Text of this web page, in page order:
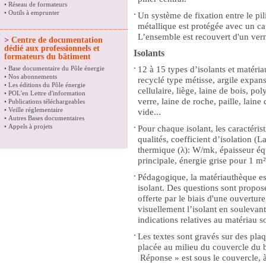
• Réseau de formateurs
• Outils à emprunter
> Centre de documentation
dédié aux professionnels et
formateurs du bâtiment
• Base documentaire du Pôle énergie
• Nos abonnements
• Les éditions du Pôle énergie
• POL'en Lettre d'information
• Publications téléchargeables
• Veille réglementaire
• Autres Bases documentaires
• Appels à projets
Un système de fixation entre le
métallique est protégée avec un
L’ensemble est recouvert d'un
Isolants
12 à 15 types d’isolants et
recyclé type métisse, argile
cellulaire, liège, laine de bois,
verre, laine de roche, paille, laine
vide...
Pour chaque isolant, les
qualités, coefficient d’isolation
thermique (λ): W/mk, épaisseur
principale, énergie grise pour 1
Pédagogique, la matériauthèque
isolant. Des questions sont
offerte par le biais d'une
visuellement l’isolant en
indications relatives au matériau
Les textes sont gravés sur des
placée au milieu du couvercle du
Réponse » est sous le